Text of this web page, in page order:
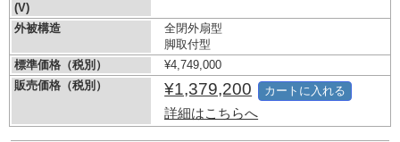
(V)
外被構造
全閉外扇型
脚取付型
標準価格（税別）
¥4,749,000
販売価格（税別）
¥1,379,200
詳細はこちらへ
カートに入れる